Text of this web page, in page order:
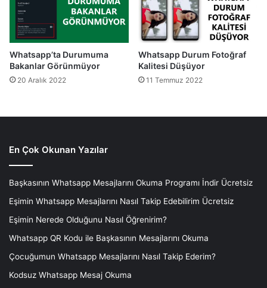
Whatsapp’ta Durumuma
Bakanlar Görünmüyor
20 Aralık 2022
Whatsapp Durum Fotoğraf
Kalitesi Düşüyor
11 Temmuz 2022
En Çok Okunan Yazılar
Başkasının Whatsapp Mesajlarını Okuma Programı İndir Ücretsiz
Eşimin Whatsapp Mesajlarını Nasıl Takip Edebilirim Ücretsiz
Eşimin Nerede Olduğunu Nasıl Öğrenirim?
Whatsapp QR Kodu ile Başkasının Mesajlarını Okuma
Çocuğumun Whatsapp Mesajlarını Nasıl Takip Ederim?
Kodsuz Whatsapp Mesaj Okuma